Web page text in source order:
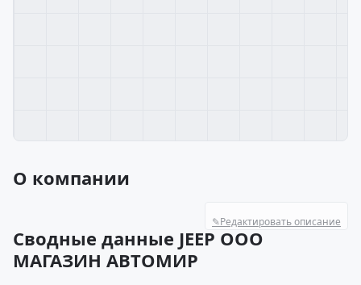
О компании
✎Редактировать описание
Сводные данные JEEP ООО
МАГАЗИН АВТОМИР